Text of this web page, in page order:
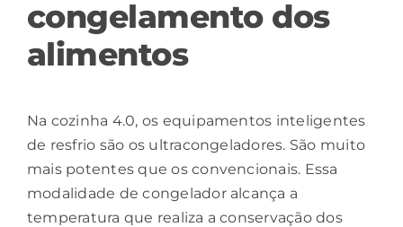
congelamento dos
alimentos
Na cozinha 4.0, os equipamentos inteligentes
de resfrio são os ultracongeladores. São muito
mais potentes que os convencionais. Essa
modalidade de congelador alcança a
temperatura que realiza a conservação dos